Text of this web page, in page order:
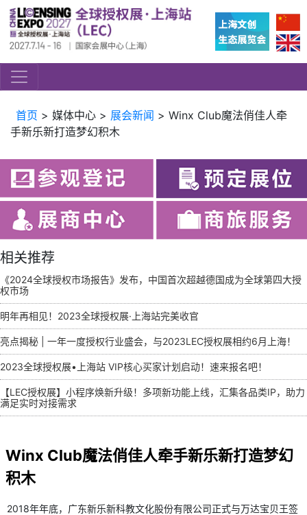
首页 > 媒体中心 > 展会新闻 > Winx Club魔法俏佳人牵
手新乐新打造梦幻积木
Winx Club魔法俏佳人牵手新乐新打造梦幻
积木
2018年年底，广东新乐新科教文化股份有限公司正式与万达宝贝王签
相关推荐
《2024全球授权市场报告》发布，中国首次超越德国成为全球第四大授
权市场
明年再相见！2023全球授权展·上海站完美收官
亮点揭秘 | 一年一度授权行业盛会，与2023LEC授权展相约6月上海！
2023全球授权展•上海站 VIP核心买家计划启动！速来报名吧！
【LEC授权展】小程序焕新升级！多项新功能上线，汇集各品类IP，助力
满足实时对接需求